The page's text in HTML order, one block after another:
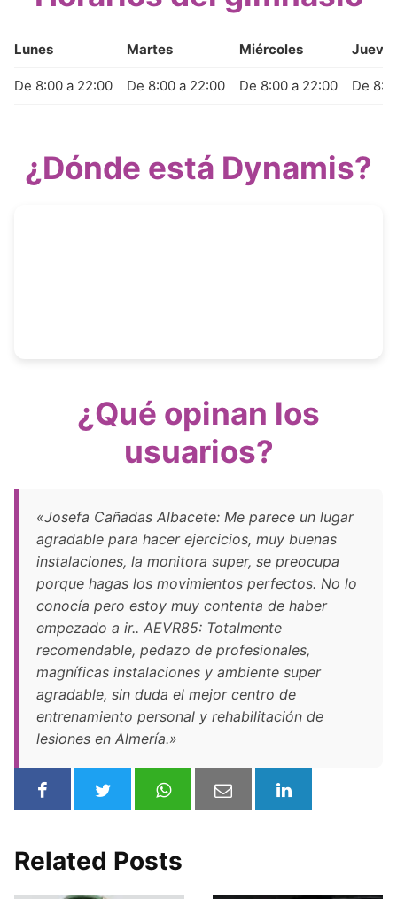
Lunes Martes Miércoles
De 8:00 a 22:00 De 8:00 a 22:00 De 8:00 a 22:00 De
¿Dónde está Dynamis?
¿Qué opinan los
usuarios?
«Josefa Cañadas Albacete: Me parece un lugar
agradable para hacer ejercicios, muy buenas
instalaciones, la monitora super, se preocupa
porque hagas los movimientos perfectos. No lo
conocía pero estoy muy contenta de haber
empezado a ir.. AEVR85: Totalmente
recomendable, pedazo de profesionales,
magníficas instalaciones y ambiente super
agradable, sin duda el mejor centro de
entrenamiento personal y rehabilitación de
lesiones en Almería.»
Related Posts